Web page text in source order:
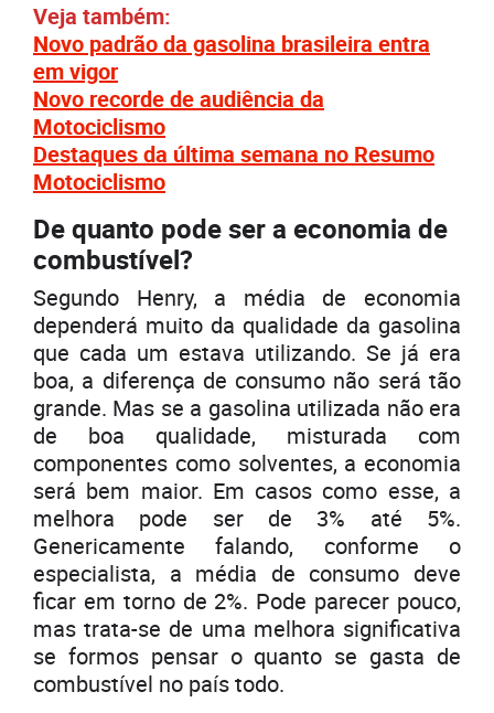
Veja também:
Novo padrão da gasolina brasileira entra
em vigor
Novo recorde de audiência da
Motociclismo
Destaques da última semana no Resumo
Motociclismo
De quanto pode ser a economia de
combustível?
Segundo Henry, a média de economia
dependerá muito da qualidade da gasolina
que cada um estava utilizando. Se já era
boa, a diferença de consumo não será tão
grande. Mas se a gasolina utilizada não era
de boa qualidade, misturada com
componentes como solventes, a economia
será bem maior. Em casos como esse, a
melhora pode ser de 3% até 5%.
Genericamente falando, conforme o
especialista, a média de consumo deve
ficar em torno de 2%. Pode parecer pouco,
mas trata-se de uma melhora significativa
se formos pensar o quanto se gasta de
combustível no país todo.